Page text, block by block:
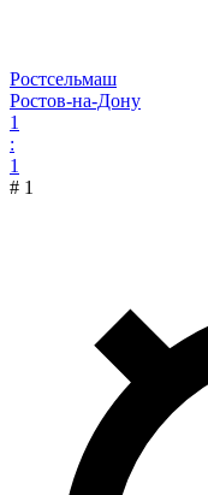
Ростсельмаш
Ростов-на-Дону
1
:
1
# 1